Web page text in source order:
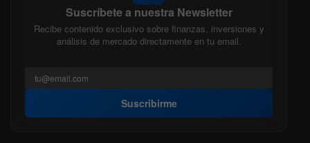
Suscríbete a nuestra Newsletter
Recibe contenido exclusivo sobre finanzas, inversiones y
análisis de mercado directamente en tu email.
Suscribirme